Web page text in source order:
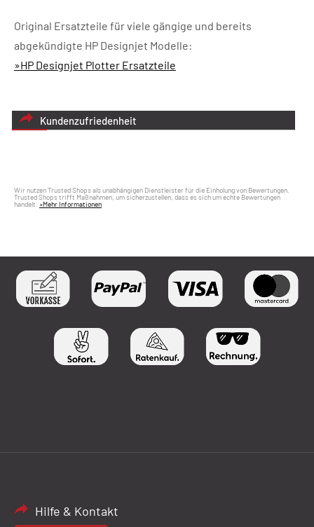
Original Ersatzteile für viele gängige und bereits
abgekündigte HP Designjet Modelle:
»HP Designjet Plotter Ersatzteile
Kundenzufriedenheit
Wir nutzen Trusted Shops als unabhängigen Dienstleister für die Einholung von Bewertungen.
Trusted Shops trifft Maßnahmen, um sicherzustellen, dass es sich um echte Bewertungen
handelt. »Mehr Informationen
Hilfe & Kontakt